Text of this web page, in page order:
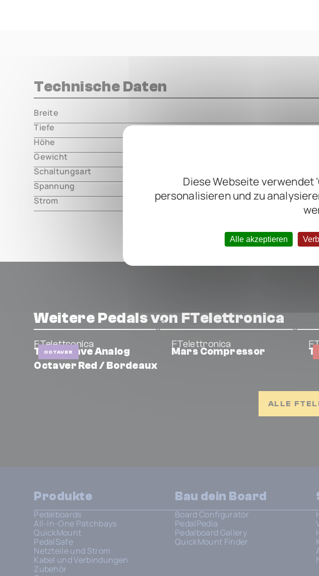
Diese Webseite verwendet
personalisieren und zu
Alle akzeptieren
Technische Daten
Breite
Tiefe
000.00 mm
Höhe
Gewicht
Schaltungsart
Spannung
9V DC, center negative
Strom
25mA
Weitere Pedals von FTelettronica
OCTAVER
FTelettronica
Tetractave Analog
Octaver Red / Bordeaux
FTelettronica
Mars Compressor
ALLE
Produkte
Pedalboards
All-In-One Patchbays
QuickMount
PedalSafe
Netzteile und Strom
Kabel und Verbindungen
Zubehör
Bau dein Board
Board Configurator
PedalPedia
Pedalboard Gallery
QuickMount Finder